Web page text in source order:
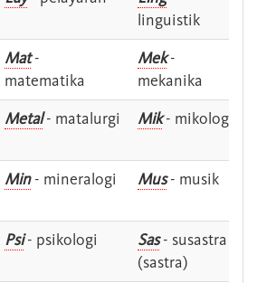
linguistik
Mat-
matematika
Mek-
mekanika
Metal- matalurgi Mik- mikologi
Min- mineralogi Mus- musik
Psi- psikologi Sas- susastra -
(sastra)